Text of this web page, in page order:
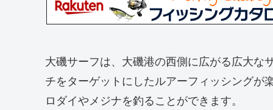
大磯サーフは、大磯港の西側に広がる広大な
チをターゲットにしたルアーフィッシングが
ロダイやメジナを釣ることができます。